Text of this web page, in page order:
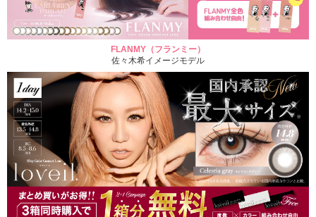
FLANMY（フランミー）
佐々木希イメージモデル